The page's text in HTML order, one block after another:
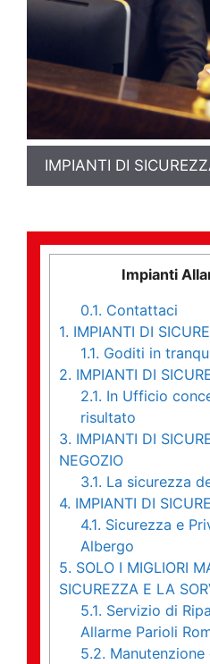
IMPIANTI DI
Impianti
0.1. Contattaci
1. IMPIANTI DI
1.1. Goditi in
2. IMPIANTI DI
2.1. In Ufficio
risultato
3. IMPIANTI DI
NEGOZIO
3.1. La sicurezza
4. IMPIANTI DI
4.1. Sicurezza e
Albergo
5. SOLO I MIGLIORI
SICUREZZA E LA
5.1. Servizio di
Allarme Parioli
5.2. Manutenzione